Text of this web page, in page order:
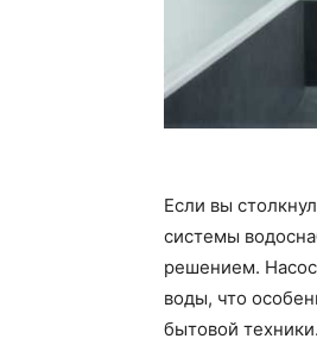
Если вы
системы
решением.
воды, что
бытовой техники.